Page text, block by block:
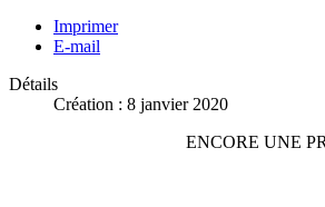
Imprimer
E-mail
Détails
Création : 8 janvier 2020
ENCORE UNE